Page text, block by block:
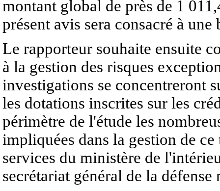
montant global de près de 1
présent avis sera consacré à
Le rapporteur souhaite ensuite
à la gestion des risques
investigations se concentreront
les dotations inscrites sur les
périmètre de l'étude les
impliquées dans la gestion de
services du ministère de
secrétariat général de la